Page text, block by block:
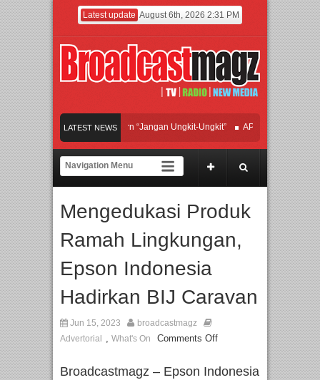
Latest update August 6th, 2026 2:31 PM
LATEST NEWS
Hadirkan Hipdut Modern “Jangan Ungkit-Ungkit” APMF 2026 Dorong
Perpaduan Warisan Dan Semangat Lokal, BIRKENSTOCK INDONESIA
Orchestra Presents The Beatles & Queen – feat. Marcello Tahitoe dan
Mengedukasi Produk
Ramah Lingkungan,
Epson Indonesia
Hadirkan BIJ Caravan
Jun 15, 2023
broadcastmagz
Advertorial
, What's On Comments Off
Broadcastmagz – Epson Indonesia